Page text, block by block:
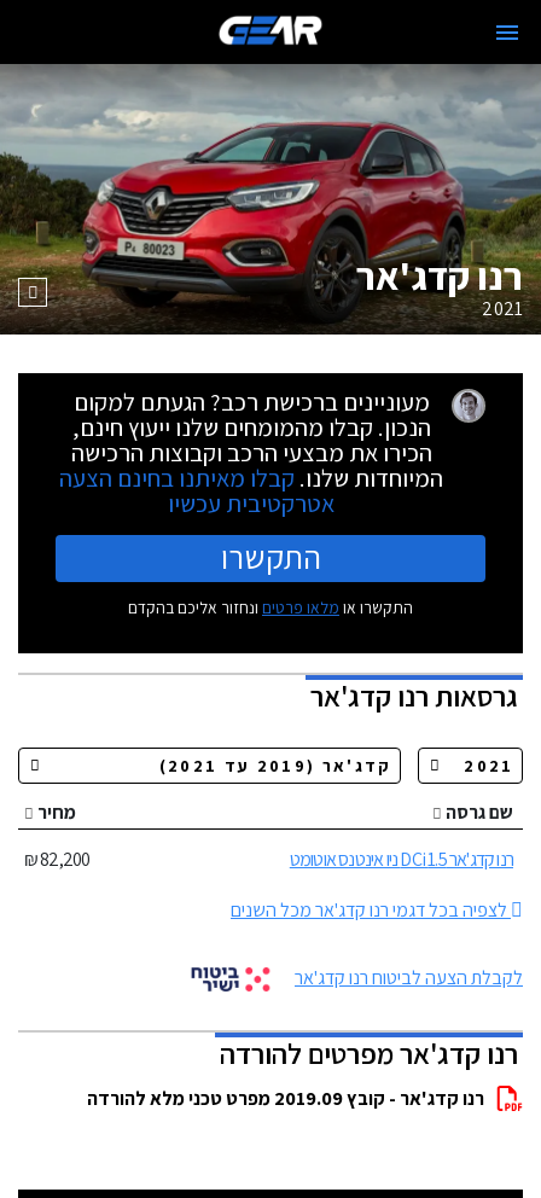
רנו קדג'אר
2021
מעוניינים ברכישת רכב? הגעתם למקום
הנכון. קבלו מהמומחים שלנו ייעוץ חינם,
הכירו את מבצעי הרכב וקבוצות הרכישה
המיוחדות שלנו. קבלו מאיתנו בחינם הצעה
אטרקטיבית עכשיו
התקשרו
התקשרו או מלאו פרטים ונחזור אליכם בהקדם
גרסאותרנו קדג'אר
שם גרסה
מחיר
רנו קדג'אר 1.5 DCi ניו אינטנס אוטומט
82,200 ₪
לצפיה בכל דגמי רנו קדג'אר מכל השנים
לקבלת הצעה לביטוח רנו קדג'אר
רנו קדג'אר מפרטים להורדה
רנו קדג'אר - קובץ 2019.09 מפרט טכני מלא להורדה